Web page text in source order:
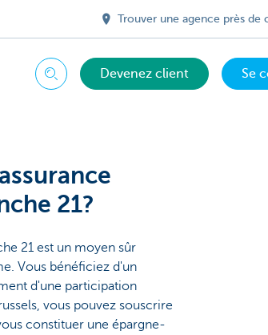
Trouver une agence près de
ChercherDevenez client Se
21?
21 est un moyen sûr
Vous bénéficiez d'un
d'une participation
vous pouvez souscrire
constituer une épargne-